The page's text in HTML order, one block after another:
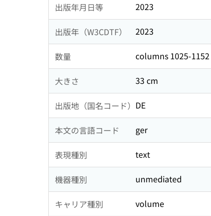
出版年月日等 2023
出版年（W3CDTF） 2023
数量 columns 1025-1152
大きさ 33 cm
出版地（国名コード） DE
本文の言語コード ger
表現種別 text
機器種別 unmediated
キャリア種別 volume